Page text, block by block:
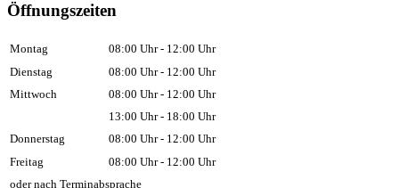
Öffnungszeiten
Montag
08:00 Uhr - 12:00 Uhr
Dienstag
08:00 Uhr - 12:00 Uhr
Mittwoch
08:00 Uhr - 12:00 Uhr
13:00 Uhr - 18:00 Uhr
Donnerstag
08:00 Uhr - 12:00 Uhr
Freitag
08:00 Uhr - 12:00 Uhr
oder nach Terminabsprache